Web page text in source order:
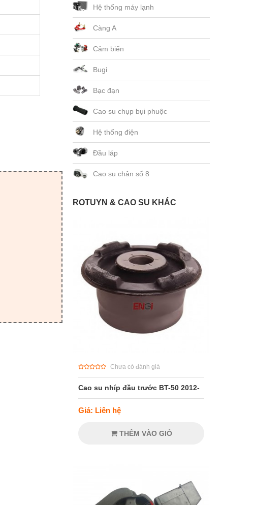
Hệ thống máy lạnh
Càng A
Cảm biến
Bugi
Bạc đạn
Cao su chụp bụi phuộc
Hệ thống điện
Đầu láp
Cao su chân số 8
ROTUYN & CAO SU KHÁC
Chưa có đánh giá
Cao su nhíp đầu trước BT-50 2012-
Giá: Liên hệ
THÊM VÀO GIỎ